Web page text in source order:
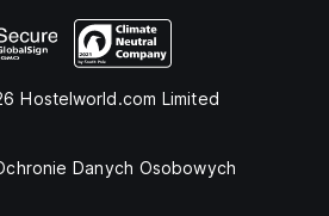
Hostelworld.com Limited
Danych Osobowych